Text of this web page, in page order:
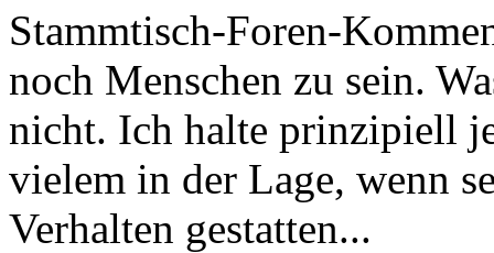
Stammtisch-Foren-
noch Menschen zu sein.
nicht. Ich halte prinzipiell
vielem in der Lage, wenn
Verhalten gestatten...